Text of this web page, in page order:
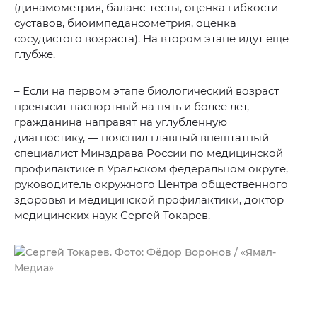
(динамометрия, баланс-тесты, оценка гибкости
суставов, биоимпедансометрия, оценка
сосудистого возраста). На втором этапе идут еще
глубже.
– Если на первом этапе биологический возраст
превысит паспортный на пять и более лет,
гражданина направят на углубленную
диагностику, — пояснил главный внештатный
специалист Минздрава России по медицинской
профилактике в Уральском федеральном округе,
руководитель окружного Центра общественного
здоровья и медицинской профилактики, доктор
медицинских наук Сергей Токарев.